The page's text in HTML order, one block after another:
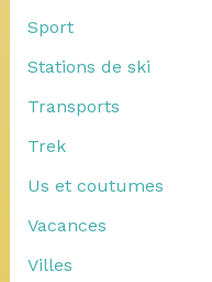
Sport
Stations de ski
Transports
Trek
Us et coutumes
Vacances
Villes